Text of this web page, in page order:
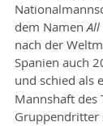
dem Namen All
nach der
Spanien auch
und schied als
Mannshaft des
Gruppendritter